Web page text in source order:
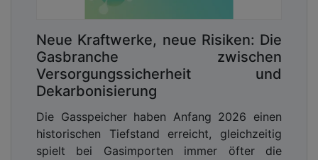
Neue Kraftwerke, neue Risiken: Die
Gasbranche zwischen
Versorgungssicherheit und
Dekarbonisierung
Die Gasspeicher haben Anfang 2026 einen
historischen Tiefstand erreicht, gleichzeitig
spielt bei Gasimporten immer öfter die